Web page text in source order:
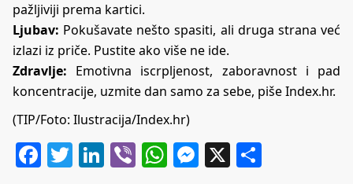
pažljiviji prema kartici.
Ljubav: Pokušavate nešto spasiti, ali druga strana već
izlazi iz priče. Pustite ako više ne ide.
Zdravlje: Emotivna iscrpljenost, zaboravnost i pad
koncentracije, uzmite dan samo za sebe, piše Index.hr.
(TIP/Foto: Ilustracija/Index.hr)
Facebook
Twitter
LinkedIn
ViberWhatsApp
Messenger
X